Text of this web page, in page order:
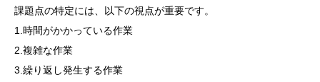
課題点の特定には、以下の視点が重要です。
1.時間がかかっている作業
2.複雑な作業
3.繰り返し発生する作業